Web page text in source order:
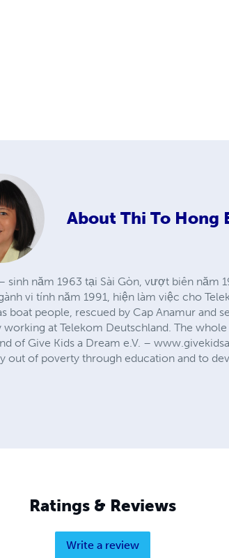
About Thi To Hong
sinh năm 1963 tại Sài Gòn, vượt biên năm
vi tính năm 1991, hiện làm việc cho
boat people, rescued by Cap Anamur and
at Telekom Deutschland. The
of Give Kids a Dream e.V. –
out of poverty through education and to
Ratings & Reviews
Write a review